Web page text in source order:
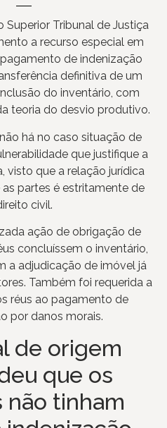
Superior Tribunal de Justiça
a recurso especial em
de indenização
definitiva de um
do inventário, com
teoria do desvio produtivo.
há no caso situação de
que justifique a
visto que a relação jurídica
partes é estritamente de
civil.
ação de obrigação de
concluíssem o inventário,
a adjudicação de imóvel já
Também foi requerida a
réus ao pagamento de
por danos morais.
de origem
que os
não tinham